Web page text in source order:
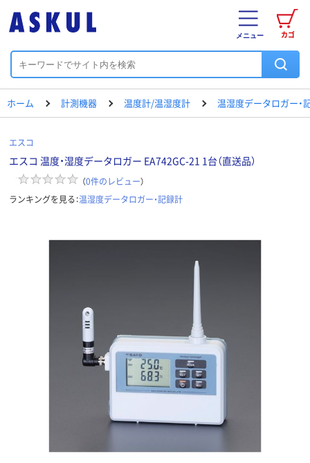
カゴ
メニュー
ホーム 計測機器 温度計/温湿度計 温湿度データロガー・
エスコ
エスコ 温度・湿度データロガー EA742GC-21 1台（直送品）
（0件のレビュー）
ランキングを見る：温湿度データロガー・記録計